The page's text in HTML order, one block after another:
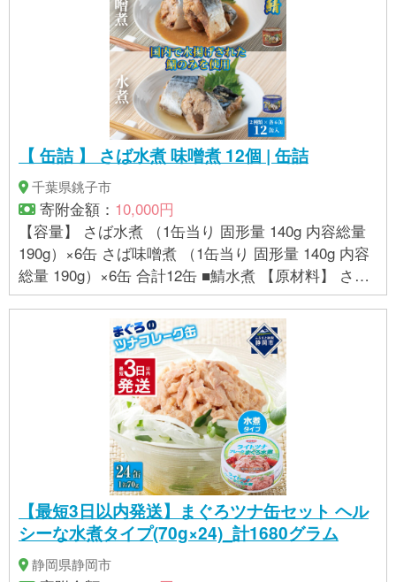
【 缶詰 】 さば水煮 味噌煮 12個 | 缶詰
千葉県銚子市
寄附金額： 10,000円
【容量】 さば水煮 （1缶当り 固形量 140g 内容総量
190g）×6缶 さば味噌煮 （1缶当り 固形量 140g 内容
総量 190g）×6缶 合計12缶 ■鯖水煮 【原材料】 さば
（国産）、食塩 【アレルギー品目】 さば ■鯖味噌煮
【原材料】 さば（国産）、味噌、砂糖、醤油、生姜/
増粘剤（グァーガム）、（一部に小麦・大豆・さば
開封後は別容器に移し、冷蔵庫で保存し、早めにお
召しあがりください。 【アレルギー品目】 小麦・さ
エネルギー 433kcal たんぱく質 29.3g 脂質 33.1g 炭
水化物 4.6g 食塩相当量 1.9g EPA 1349mg DHA 1729
mg (サンプル品分析による推定値) ■鯖味噌煮 【栄養
成分表示（1缶190g当たり）】 エネルギー 452kcal
たんぱく質 28.3g 脂質 30.4g 炭水化物 16.3g 食塩相
当量 2.0g EPA 1273mg DHA 1900mg
【最短3日以内発送】まぐろツナ缶セット ヘル
シーな水煮タイプ(70g×24)_計1680グラム
静岡県静岡市